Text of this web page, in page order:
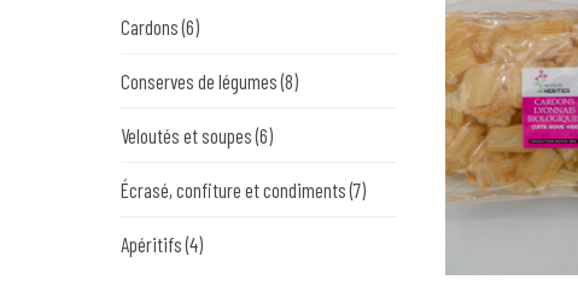
Cardons(6)
Conserves de légumes(8)
Veloutés et soupes(6)
Écrasé, confiture et condiments(7)
Apéritifs(4)